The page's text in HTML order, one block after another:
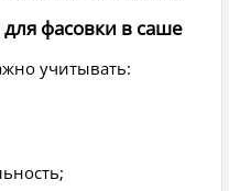
фасовки в саше
учитывать: